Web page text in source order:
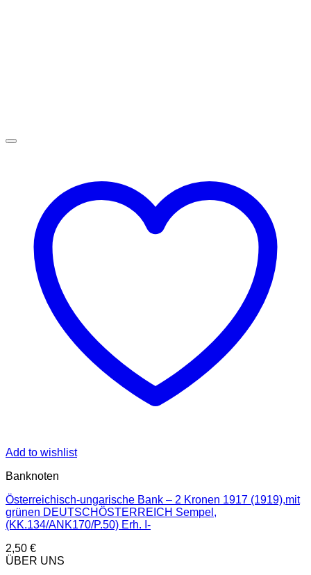
Add to wishlist
Banknoten
Österreichisch-ungarische Bank – 2 Kronen 1917 (1919),mit
grünen DEUTSCHÖSTERREICH Sempel,
(KK.134/ANK170/P.50) Erh. I-
2,50 €
ÜBER UNS